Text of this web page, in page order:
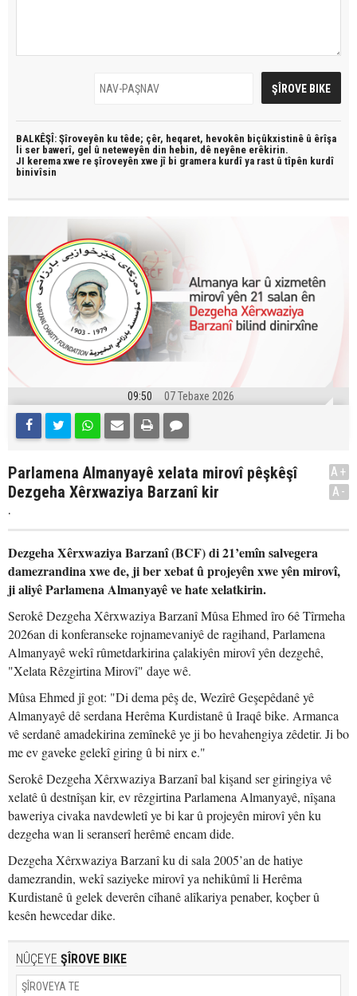
BALKÊŞÎ: Şîroveyên ku têde; çêr, heqaret, hevokên biçûkxistinê û êrîşa
li ser bawerî, gel û neteweyên din hebin, dê neyêne erêkirin.
JI kerema xwe re şîroveyên xwe jî bi gramera kurdî ya rast û tîpên kurdî
binivîsin
09:50 07 Tebaxe 2026
Parlamena Almanyayê xelata mirovî pêşkêşî
Dezgeha Xêrxwaziya Barzanî kir
.
A+
A-
Dezgeha Xêrxwaziya Barzanî (BCF) di 21’emîn salvegera
damezrandina xwe de, ji ber xebat û projeyên xwe yên mirovî,
ji aliyê Parlamena Almanyayê ve hate xelatkirin.
Serokê Dezgeha Xêrxwaziya Barzanî Mûsa Ehmed îro 6ê Tîrmeha
2026an di konferanseke rojnamevaniyê de ragihand, Parlamena
Almanyayê wekî rûmetdarkirina çalakiyên mirovî yên dezgehê,
"Xelata Rêzgirtina Mirovî" daye wê.
Mûsa Ehmed jî got: "Di dema pêş de, Wezîrê Geşepêdanê yê
Almanyayê dê serdana Herêma Kurdistanê û Iraqê bike. Armanca
vê serdanê amadekirina zemînekê ye ji bo hevahengiya zêdetir. Ji bo
me ev gaveke gelekî giring û bi nirx e."
Serokê Dezgeha Xêrxwaziya Barzanî bal kişand ser giringiya vê
xelatê û destnîşan kir, ev rêzgirtina Parlamena Almanyayê, nîşana
baweriya civaka navdewletî ye bi kar û projeyên mirovî yên ku
dezgeha wan li seranserî herêmê encam dide.
Dezgeha Xêrxwaziya Barzanî ku di sala 2005’an de hatiye
damezrandin, wekî saziyeke mirovî ya nehikûmî li Herêma
Kurdistanê û gelek deverên cîhanê alîkariya penaber, koçber û
kesên hewcedar dike.
NÛÇEYE ŞÎROVE BIKE